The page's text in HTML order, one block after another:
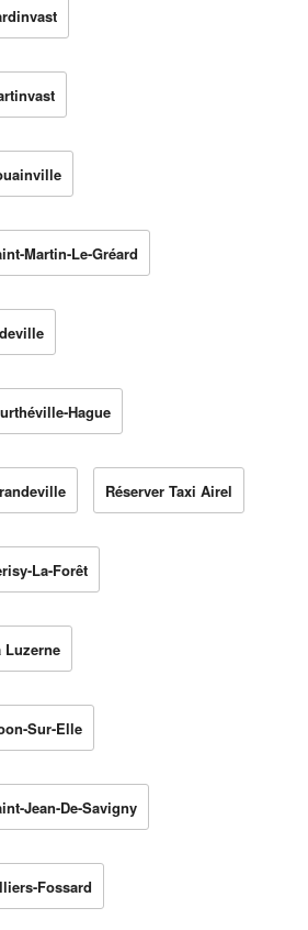
Martin-Le-Gréard
Hague
Réserver Taxi Airel
La-Forêt
Luzerne
Sur-Elle
Jean-De-Savigny
Fossard